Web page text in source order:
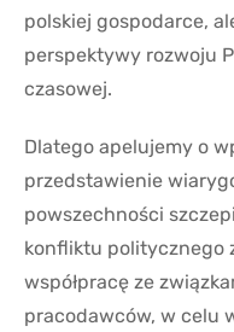
polskiej gospodarce,
perspektywy rozwoju
czasowej.
Dlatego apelujemy o
przedstawienie
powszechności
konfliktu politycznego
współpracę ze
pracodawców, w celu